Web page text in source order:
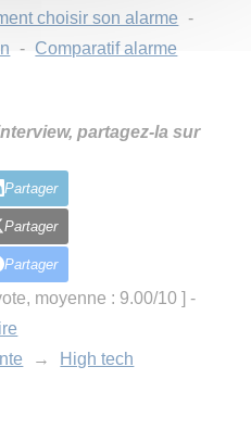
choisir son alarme -
- Comparatif alarme
partagez-la sur
Partager
Partager
Partager
moyenne : 9.00/10 ]-
→ High tech